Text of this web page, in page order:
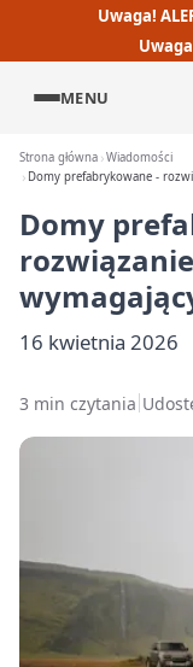
Uwaga!
MENU
Strona główna Wiadomości
Domy prefabrykowane -
Domy
16 kwietnia 2026
3 min czytania